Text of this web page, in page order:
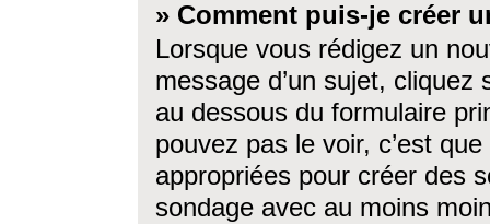
» Comment puis-je créer
Lorsque vous rédigez un
message d’un sujet, cliquez
au dessous du formulaire
pouvez pas le voir, c’est
appropriées pour créer des
sondage avec au moins